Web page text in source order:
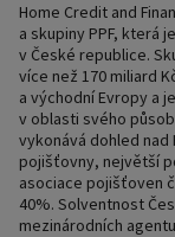
Home Credit and
a skupiny PPF, která
v České republice.
více než 170 miliard
a východní Evropy a
v oblasti svého
vykonává dohled
pojišťovny, největší
asociace pojišťoven
40%. Solventnost
mezinárodních